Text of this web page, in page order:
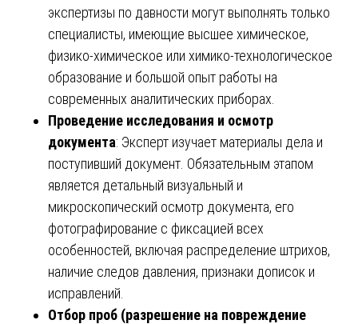
экспертизы по давности могут выполнять только
специалисты, имеющие высшее химическое,
физико-химическое или химико-технологическое
образование и большой опыт работы на
современных аналитических приборах.
Проведение исследования и осмотр
документа: Эксперт изучает материалы дела и
поступивший документ. Обязательным этапом
является детальный визуальный и
микроскопический осмотр документа, его
фотографирование с фиксацией всех
особенностей, включая распределение штрихов,
наличие следов давления, признаки дописок и
исправлений.
Отбор проб (разрешение на повреждение